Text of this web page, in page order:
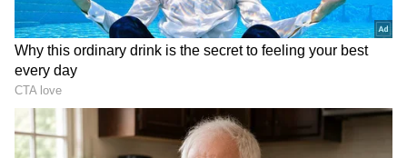
Image Credit : Asianet News